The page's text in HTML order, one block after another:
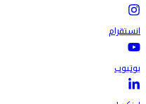
انستقرام
يوتيوب